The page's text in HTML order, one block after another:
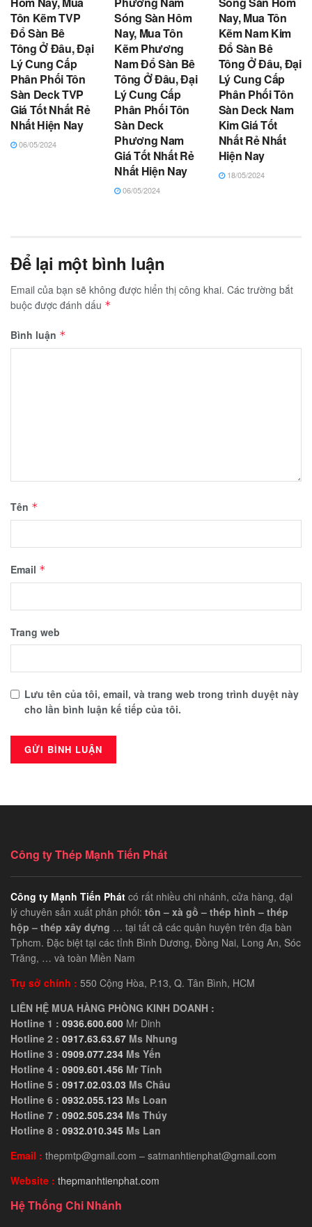
Tôn Kẽm TVP
Đổ Sàn Bê
Tông Ở Đâu, Đại
Lý Cung Cấp
Phân Phối Tôn
Sàn Deck TVP
Giá Tốt Nhất Rẻ
Nhất Hiện Nay
06/05/2024
Sóng Sàn Hôm
Nay, Mua Tôn
Kẽm Phương
Nam Đổ Sàn Bê
Tông Ở Đâu, Đại
Lý Cung Cấp
Phân Phối Tôn
Sàn Deck
Phương Nam
Giá Tốt Nhất Rẻ
Nhất Hiện Nay
06/05/2024
Nay, Mua Tôn
Kẽm Nam Kim
Đổ Sàn Bê
Tông Ở Đâu, Đại
Lý Cung Cấp
Phân Phối Tôn
Sàn Deck Nam
Kim Giá Tốt
Nhất Rẻ Nhất
Hiện Nay
18/05/2024
Để lại một bình luận
Email của bạn sẽ không được hiển thị công khai. Các trường bắt
buộc được đánh dấu *
Bình luận *
Tên *
Email *
Trang web
Lưu tên của tôi, email, và trang web trong trình duyệt này
cho lần bình luận kế tiếp của tôi.
Công ty Thép Mạnh Tiến Phát
Công ty Mạnh Tiến Phát có rất nhiều chi nhánh, cửa hàng, đại
lý chuyên sản xuất phân phối: tôn – xà gồ – thép hình – thép
hộp – thép xây dựng … tại tất cả các quận huyện trên địa bàn
Tphcm. Đặc biệt tại các tỉnh Bình Dương, Đồng Nai, Long An, Sóc
Trăng, … và toàn Miền Nam
Trụ sở chính : 550 Cộng Hòa, P.13, Q. Tân Bình, HCM
LIÊN HỆ MUA HÀNG PHÒNG KINH DOANH :
Hotline 1 : 0936.600.600 Mr Dinh
Hotline 2 : 0917.63.63.67 Ms Nhung
Hotline 3 : 0909.077.234 Ms Yến
Hotline 4 : 0909.601.456 Mr Tính
Hotline 5 : 0917.02.03.03 Ms Châu
Hotline 6 : 0932.055.123 Ms Loan
Hotline 7 : 0902.505.234 Ms Thúy
Hotline 8 : 0932.010.345 Ms Lan
Email : thepmtp@gmail.com – satmanhtienphat@gmail.com
Website : thepmanhtienphat.com
Hệ Thống Chi Nhánh